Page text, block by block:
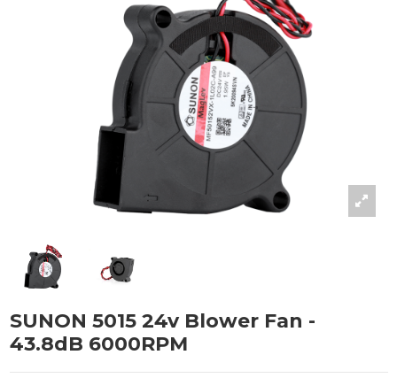
SUNON 5015 24v Blower Fan -
43.8dB 6000RPM